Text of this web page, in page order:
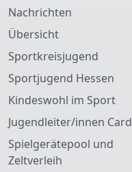
Nachrichten
Übersicht
Sportkreisjugend
Sportjugend Hessen
Kindeswohl im Sport
Jugendleiter/innen Card
Spielgerätepool und
Zeltverleih